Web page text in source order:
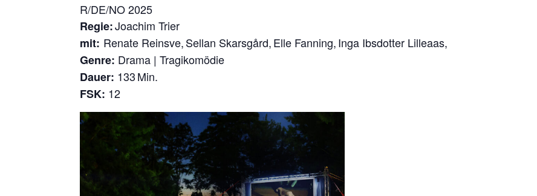
R/DE/NO 2025
Regie:Joachim Trier
mit: Renate Reinsve,Sellan Skarsgård,Elle Fanning,Inga Ibsdotter Lilleaas,
Genre: Drama | Tragikomödie
Dauer: 133Min.
FSK: 12